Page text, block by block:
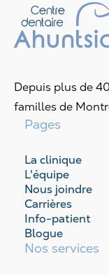
Depuis plus de
familles de
Pages
La clinique
L'équipe
Nous joindre
Carrières
Info-patient
Blogue
Nos services